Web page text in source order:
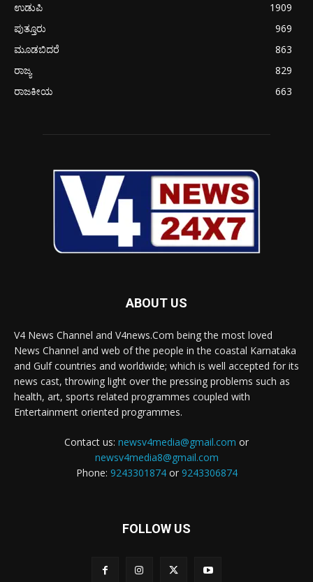
ಉಡುಪಿ
1909
ಪುತ್ತೂರು
969
ಮೂಡಬಿದರೆ
863
ರಾಜ್ಯ
829
ರಾಜಕೀಯ
663
ABOUT US
V4 News Channel and V4news.Com being the most loved
News Channel and web of the people in the coastal Karnataka
and Gulf countries and worldwide; which is well accepted for its
news cast, throwing light over the pressing problems such as
health, art, sports related programmes coupled with
Entertainment oriented programmes.
Contact us: newsv4media@gmail.com or
newsv4media8@gmail.com
Phone: 9243301874or 9243306874
FOLLOW US